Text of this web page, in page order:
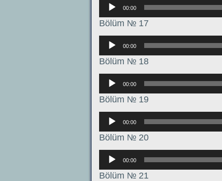
Аудиоплеер
00:00
Bölüm № 17
Аудиоплеер
00:00
Bölüm № 18
Аудиоплеер
00:00
Bölüm № 19
Аудиоплеер
00:00
Bölüm № 20
Аудиоплеер
00:00
Bölüm № 21